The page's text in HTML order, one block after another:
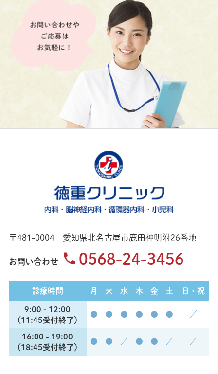
〒481-0004 愛知県北名古屋市鹿田神明附26番地
お問い合わせ 0568-24-3456
診療時間 月 火 水 木 金 土 日・祝
9:00 - 12:00
（11:45受付終了）
● ● ● ● ● ● ／
16:00 - 19:00
（18:45受付終了）
● ● ／ ● ● ／ ／